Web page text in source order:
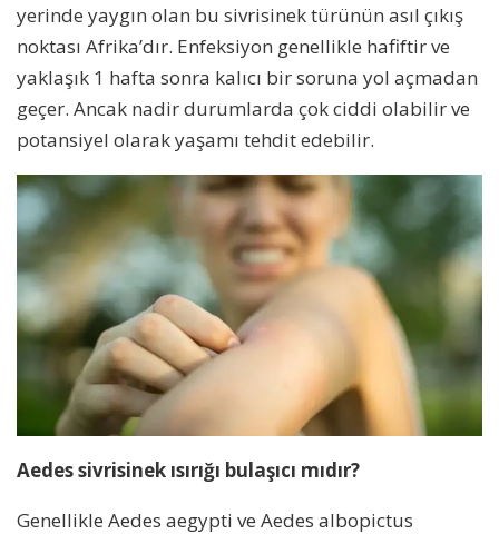
yerinde yaygın olan bu sivrisinek türünün asıl çıkış
noktası Afrika’dır. Enfeksiyon genellikle hafiftir ve
yaklaşık 1 hafta sonra kalıcı bir soruna yol açmadan
geçer. Ancak nadir durumlarda çok ciddi olabilir ve
potansiyel olarak yaşamı tehdit edebilir.
Aedes sivrisinek ısırığı bulaşıcı mıdır?
Genellikle Aedes aegypti ve Aedes albopictus